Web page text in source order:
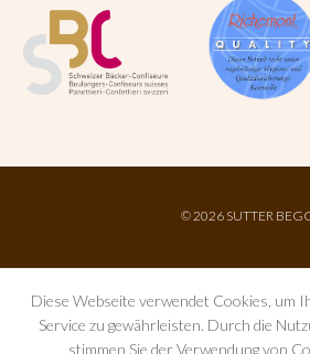
©2026 SUTTER
Diese Webseite verwendet Cookies, um
Service zu gewährleisten. Durch die
stimmen Sie der Verwendung von